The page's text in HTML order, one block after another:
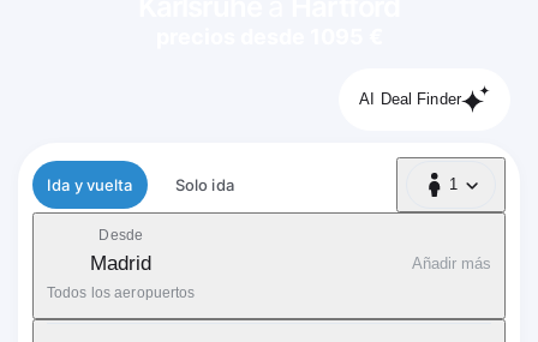
AI Deal Finder
Tipo de vuelo
Ida y vuelta Solo ida 1
1 Pasajero
Desde
Madrid
Todos los aeropuertos
Añadir más